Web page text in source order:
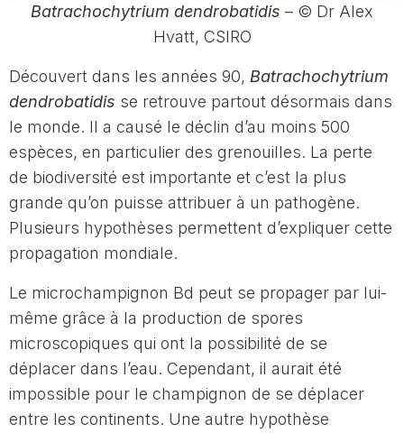
Batrachochytrium dendrobatidis – © Dr Alex
Hvatt, CSIRO
Découvert dans les années 90, Batrachochytrium
dendrobatidis se retrouve partout désormais dans
le monde. Il a causé le déclin d’au moins 500
espèces, en particulier des grenouilles. La perte
de biodiversité est importante et c’est la plus
grande qu’on puisse attribuer à un pathogène.
Plusieurs hypothèses permettent d’expliquer cette
propagation mondiale.
Le microchampignon Bd peut se propager par lui-
même grâce à la production de spores
microscopiques qui ont la possibilité de se
déplacer dans l’eau. Cependant, il aurait été
impossible pour le champignon de se déplacer
entre les continents. Une autre hypothèse